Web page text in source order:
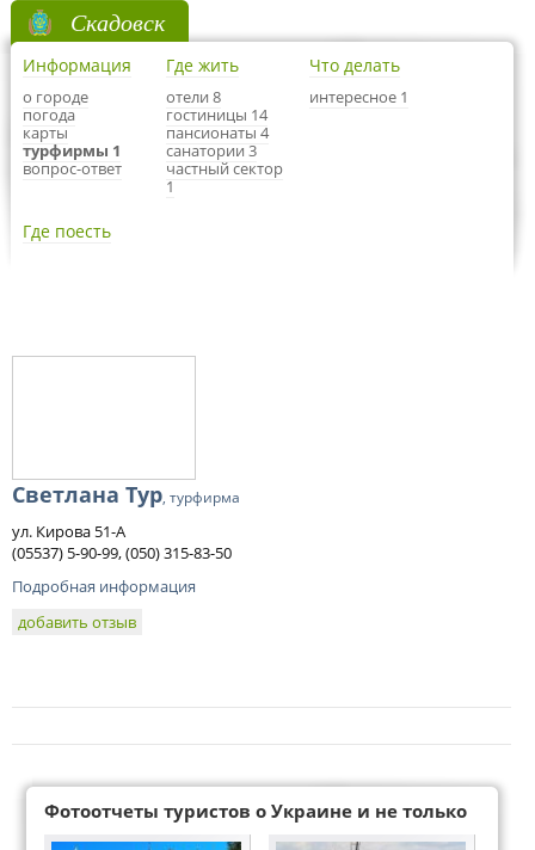
Скадовск
Информация
о городе
погода
карты
турфирмы 1
вопрос-ответ
Где жить
отели 8
гостиницы 14
пансионаты 4
санатории 3
частный сектор
1
Что делать
интересное 1
Где поесть
Светлана Тур, турфирма
ул. Кирова 51-А
(05537) 5-90-99, (050) 315-83-50
Подробная информация
добавить отзыв
Фотоотчеты туристов о Украине и не только